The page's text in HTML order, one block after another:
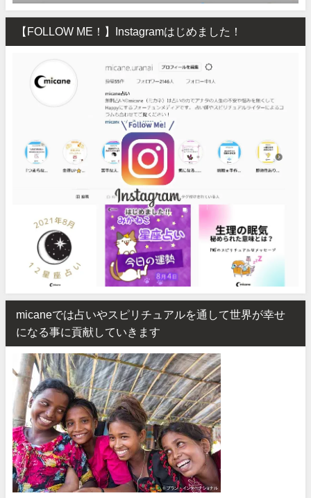
【FOLLOW ME！】Instagramはじめました！
micaneでは占いやスピリチュアルを通して世界が幸せ
になる事に貢献していきます